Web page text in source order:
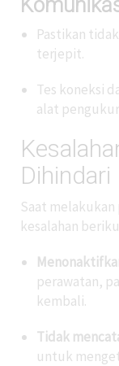
Pastikan
terjepit.
Tes koneksi
alat
Dihindari
Saat
kesalahan
perawatan,
kembali.
Tidak
untuk